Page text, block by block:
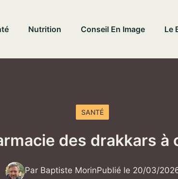
Nutrition Conseil En Image Le
SANTÉ
des drakkars
Par Baptiste MorinPublié le 20/03/